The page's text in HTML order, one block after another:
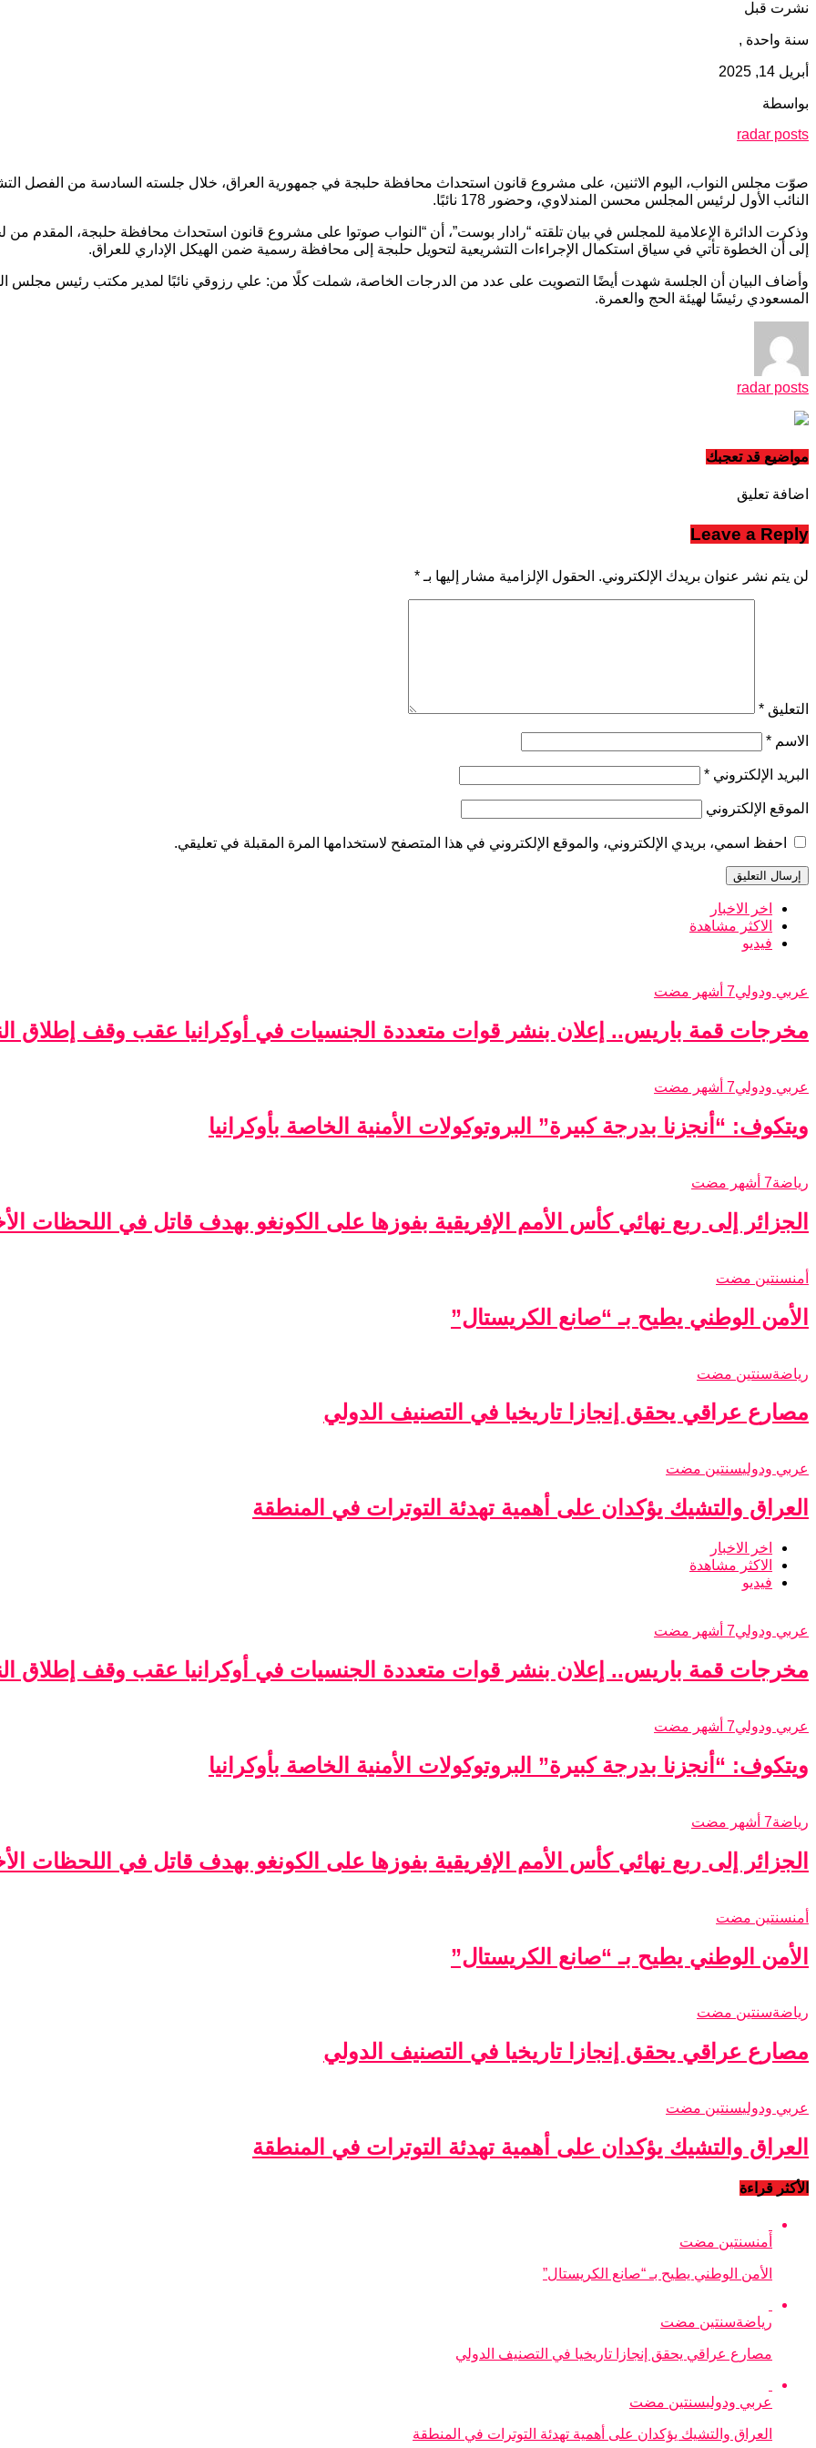
نشرت قبل
سنة واحدة ,
أبريل 14, 2025
بواسطة
radar posts
صوّت مجلس النواب، اليوم الاثنين، على مشروع قانون استحداث محافظة حلبجة في جمهورية العراق، خلال جلسته السادسة من الفصل
النائب الأول لرئيس المجلس محسن المندلاوي، وحضور 178 نائبًا.
وذكرت الدائرة الإعلامية للمجلس في بيان تلقته “رادار بوست”، أن “النواب صوتوا على مشروع قانون استحداث محافظة حلبجة، المقدم من
إلى أن الخطوة تأتي في سياق استكمال الإجراءات التشريعية لتحويل حلبجة إلى محافظة رسمية ضمن الهيكل الإداري للعراق.
وأضاف البيان أن الجلسة شهدت أيضًا التصويت على عدد من الدرجات الخاصة، شملت كلًا من: علي رزوقي نائبًا لمدير مكتب رئيس مجلس
المسعودي رئيسًا لهيئة الحج والعمرة.
radar posts
مواضيع قد تعجبك
اضافة تعليق
Leave a Reply
لن يتم نشر عنوان بريدك الإلكتروني. الحقول الإلزامية مشار إليها بـ *
التعليق *
الاسم *
البريد الإلكتروني *
الموقع الإلكتروني
احفظ اسمي، بريدي الإلكتروني، والموقع الإلكتروني في هذا المتصفح لاستخدامها المرة المقبلة في تعليقي.
اخر الاخبار
الاكثر مشاهدة
فيديو
عربي ودولي7 أشهر مضت
مخرجات قمة باريس.. إعلان بنشر قوات متعددة الجنسيات في أوكرانيا عقب وقف إطلاق
عربي ودولي7 أشهر مضت
ويتكوف: “أنجزنا بدرجة كبيرة” البروتوكولات الأمنية الخاصة بأوكرانيا
رياضة7 أشهر مضت
الجزائر إلى ربع نهائي كأس الأمم الإفريقية بفوزها على الكونغو بهدف قاتل في اللحظات
أمنسنتين مضت
الأمن الوطني يطيح بـ “صانع الكريستال”
رياضةسنتين مضت
مصارع عراقي يحقق إنجازا تاريخيا في التصنيف الدولي
عربي ودوليسنتين مضت
العراق والتشيك يؤكدان على أهمية تهدئة التوترات في المنطقة
اخر الاخبار
الاكثر مشاهدة
فيديو
عربي ودولي7 أشهر مضت
مخرجات قمة باريس.. إعلان بنشر قوات متعددة الجنسيات في أوكرانيا عقب وقف إطلاق
عربي ودولي7 أشهر مضت
ويتكوف: “أنجزنا بدرجة كبيرة” البروتوكولات الأمنية الخاصة بأوكرانيا
رياضة7 أشهر مضت
الجزائر إلى ربع نهائي كأس الأمم الإفريقية بفوزها على الكونغو بهدف قاتل في اللحظات
أمنسنتين مضت
الأمن الوطني يطيح بـ “صانع الكريستال”
رياضةسنتين مضت
مصارع عراقي يحقق إنجازا تاريخيا في التصنيف الدولي
عربي ودوليسنتين مضت
العراق والتشيك يؤكدان على أهمية تهدئة التوترات في المنطقة
الأكثر قراءة
أمنسنتين مضت
الأمن الوطني يطيح بـ “صانع الكريستال”
رياضةسنتين مضت
مصارع عراقي يحقق إنجازا تاريخيا في التصنيف الدولي
عربي ودوليسنتين مضت
العراق والتشيك يؤكدان على أهمية تهدئة التوترات في المنطقة